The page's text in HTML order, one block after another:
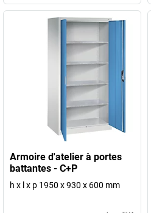
Armoire d'atelier à portes
battantes - C+P
h x l x p 1950 x 930 x 600 mm